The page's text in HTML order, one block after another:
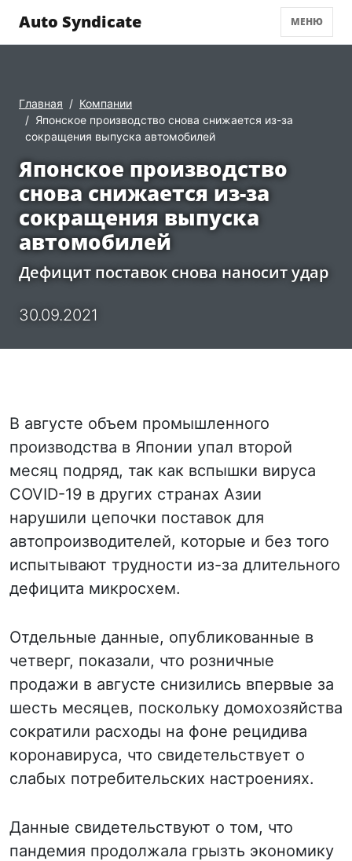
Auto Syndicate МЕНЮ
Главная
Компании
Японское производство снова снижается из-за
сокращения выпуска автомобилей
Японское производство
снова снижается из-за
сокращения выпуска
автомобилей
Дефицит поставок снова наносит удар
30.09.2021
В августе объем промышленного
производства в Японии упал второй
месяц подряд, так как вспышки вируса
COVID-19 в других странах Азии
нарушили цепочки поставок для
автопроизводителей, которые и без того
испытывают трудности из-за длительного
дефицита микросхем.
Отдельные данные, опубликованные в
четверг, показали, что розничные
продажи в августе снизились впервые за
шесть месяцев, поскольку домохозяйства
сократили расходы на фоне рецидива
коронавируса, что свидетельствует о
слабых потребительских настроениях.
Данные свидетельствуют о том, что
пандемия продолжала грызть экономику